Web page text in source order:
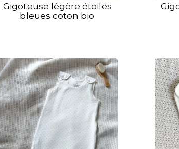
Gigoteuse légère étoiles
bleues coton bio